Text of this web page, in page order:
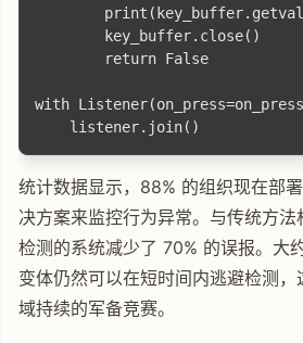
        key_buffer.close()
        return False
with
统计数据显示，88% 的组织现在部
决方案来监控行为异常。与传统方
检测的系统减少了 70% 的误报。大
变体仍然可以在短时间内逃避检测
域持续的军备竞赛。